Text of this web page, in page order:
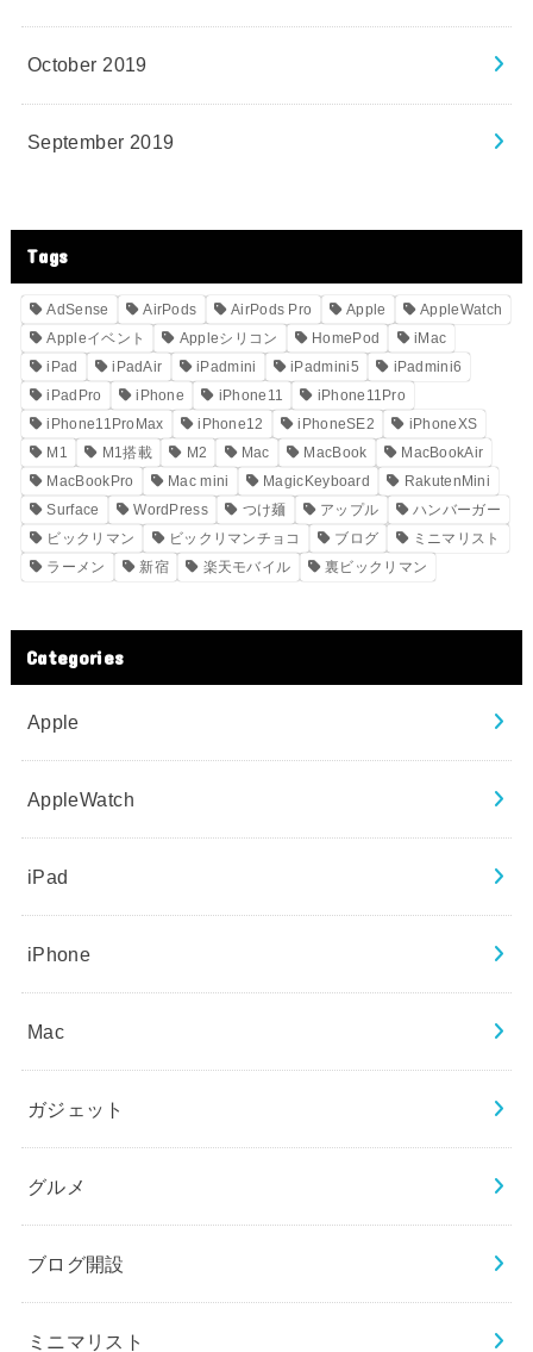
October 2019
September 2019
Tags
AdSense AirPods AirPods Pro Apple
AppleWatch
Appleイベント
Appleシリコン HomePod
iMac
iPad
iPadAir iPadmini iPadmini5
iPadmini6
iPadPro
iPhone iPhone11
iPhone11Pro
iPhone11ProMax
iPhone12 iPhoneSE2
iPhoneXS
M1
M1搭載 M2 Mac MacBook
MacBookAir
MacBookPro
Mac mini MagicKeyboard
RakutenMini
Surface
WordPress つけ麺 アップル
ハンバーガー
ビックリマン
ビックリマンチョコ ブログ
ミニマリスト
ラーメン
新宿 楽天モバイル 裏ビックリマン
Categories
Apple
AppleWatch
iPad
iPhone
Mac
ガジェット
グルメ
ブログ開設
ミニマリスト